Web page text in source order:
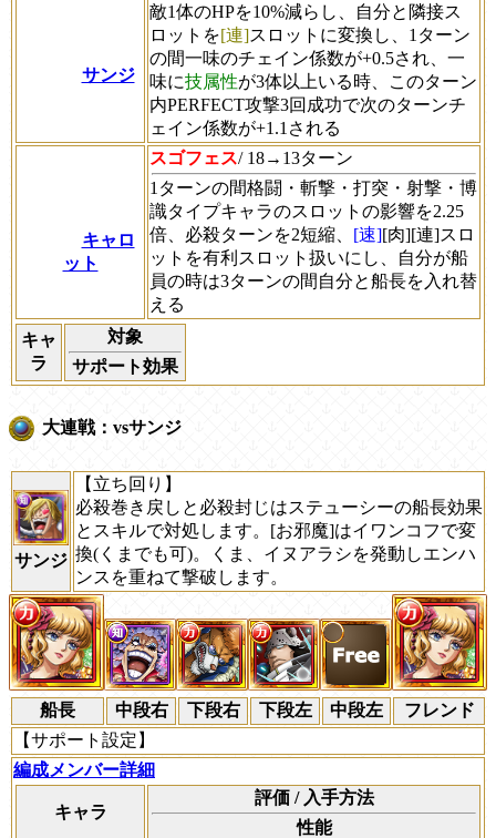
サンジ
敵1体のHPを10%減らし、自分と隣接ス
ロットを[連]スロットに変換し、1ターン
の間一味のチェイン係数が+0.5され、一
味に技属性が3体以上いる時、このターン
内PERFECT攻撃3回成功で次のターンチ
ェイン係数が+1.1される
キャロ
ット
スゴフェス/ 18→13ターン
1ターンの間格闘・斬撃・打突・射撃・博
識タイプキャラのスロットの影響を2.25
倍、必殺ターンを2短縮、 [速][肉][連]スロ
ットを有利スロット扱いにし、自分が船
員の時は3ターンの間自分と船長を入れ替
える
キャ
ラ
対象
サポート効果
大連戦：vsサンジ
サンジ
【立ち回り】
必殺巻き戻しと必殺封じはステューシーの船長効果
とスキルで対処します。[お邪魔]はイワンコフで変
換(くまでも可)。くま、イヌアラシを発動しエンハ
ンスを重ねて撃破します。
船長 中段右 下段右 下段左 中段左
フレンド
【サポート設定】
編成メンバー詳細
キャラ
評価 / 入手方法
性能